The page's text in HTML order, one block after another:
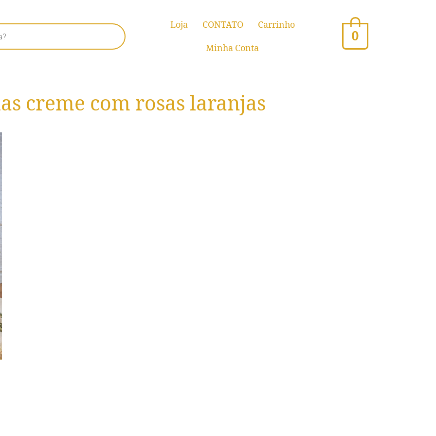
Loja CONTATO
Carrinho
Minha Conta
0
creme com rosas laranjas